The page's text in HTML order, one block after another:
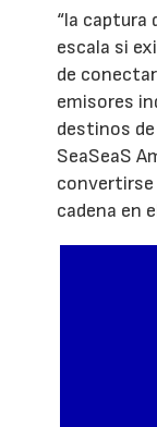
“la captura
escala si
de
emisores
destinos
SeaSeaS
convertirse
cadena en